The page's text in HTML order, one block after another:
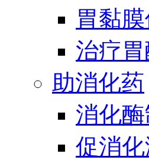
胃黏
治疗
助消化药
消化
促消